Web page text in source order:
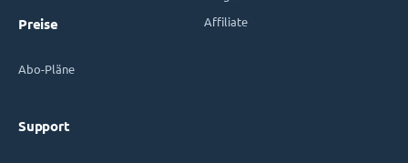
Preise
Abo-Pläne
Support
Affiliate